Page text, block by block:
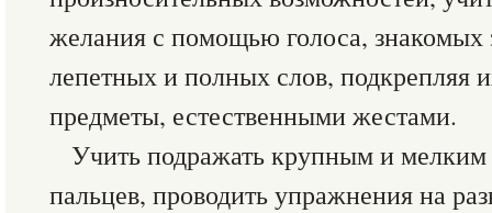
желания с помощью голоса, знакомых
лепетных и полных слов, подкрепляя
предметы, естественными жестами.
Учить подражать крупным и
пальцев, проводить упражнения на